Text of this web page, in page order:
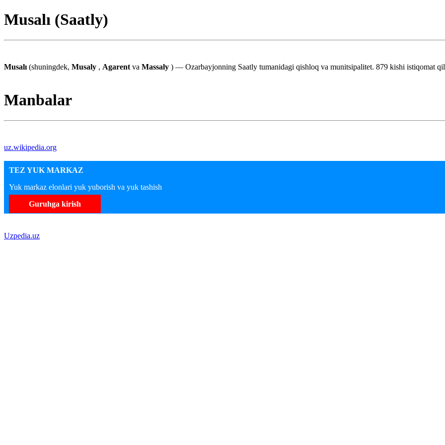
Musalı (Saatly)
Musalı (shuningdek, Musaly , Agarent va Massaly ) — Ozarbayjonning Saatly tumanidagi qishloq va munitsipalitet. 879 kishi istiqomat
Manbalar
uz.wikipedia.org
TEZ YUK MARKAZ
Yuk markaz elonlari yuk yuborish va yuk tashish
Guruhga kirish
Uzpedia.uz